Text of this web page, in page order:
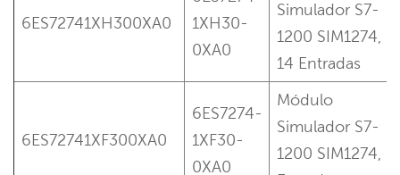
6ES72741XH300XA0
1XH30-
0XA0
Simulador S7-
1200 SIM1274,
14 Entradas
6ES72741XF300XA0
6ES7274-
1XF30-
0XA0
Módulo
Simulador S7-
1200 SIM1274, 8